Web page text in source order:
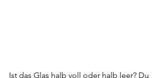
Ist das Glas halb voll oder halb leer? Du